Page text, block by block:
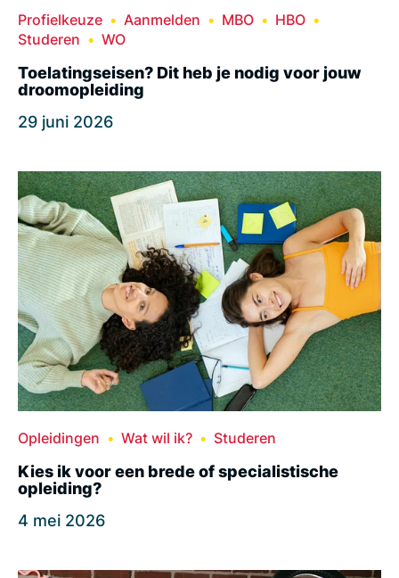
Profielkeuze Aanmelden MBO
HBO
Studeren
WO
Toelatingseisen? Dit heb je nodig voor jouw
droomopleiding
29 juni 2026
Opleidingen Wat wil ik? Studeren
Kies ik voor een brede of specialistische
opleiding?
4 mei 2026